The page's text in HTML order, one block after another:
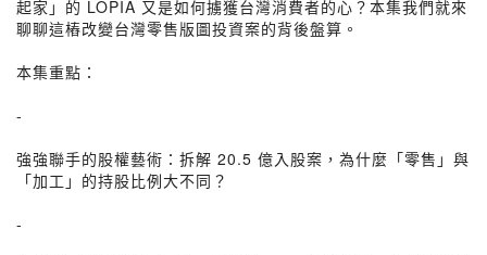
起家」的 LOPIA 又是如何擄獲台灣消費者的心？本集我們就來
聊聊這樁改變台灣零售版圖投資案的背後盤算。
本集重點：
-
強強聯手的股權藝術：拆解 20.5 億入股案，為什麼「零售」與
「加工」的持股比例大不同？
-